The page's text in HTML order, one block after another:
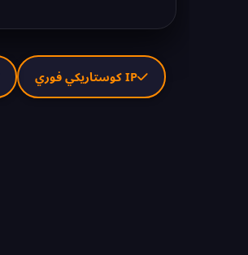
IP كوستاريكي فوري